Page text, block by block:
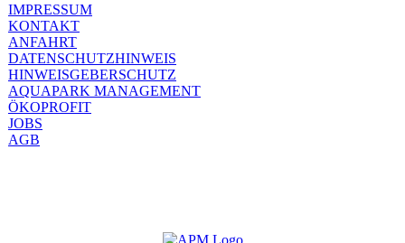
IMPRESSUM
KONTAKT
ANFAHRT
DATENSCHUTZHINWEIS
HINWEISGEBERSCHUTZ
AQUAPARK MANAGEMENT
ÖKOPROFIT
JOBS
AGB